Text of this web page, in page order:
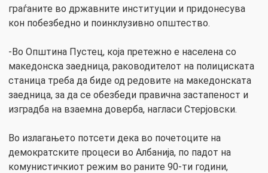
граѓаните во државните институции и придонесува
кон побезбедно и поинклузивно општество.
-Во Општина Пустец, која претежно е населена со
македонска заедница, раководителот на полициската
станица треба да биде од редовите на македонската
заедница, за да се обезбеди правична застапеност и
изградба на взаемна доверба, нагласи Стерјовски.
Во излагањето потсети дека во почетоците на
демократските процеси во Албанија, по падот на
комунистичкиот режим во раните 90-ти години,